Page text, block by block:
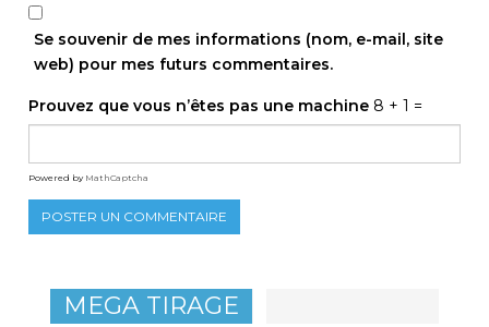
Se souvenir de mes informations (nom, e-mail, site
web) pour mes futurs commentaires.
Prouvez que vous n’êtes pas une machine 8 + 1 =
Powered by MathCaptcha
MEGA TIRAGE